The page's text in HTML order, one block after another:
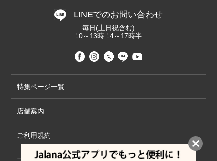
LINEでのお問い合わせ
毎日(土日祝含む)
10～13時 14～17時半
特集ページ一覧
店舗案内
ご利用規約